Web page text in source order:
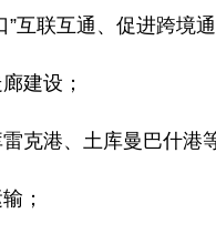
互联互通、促进跨境
建设；
克港、土库曼巴什港
；